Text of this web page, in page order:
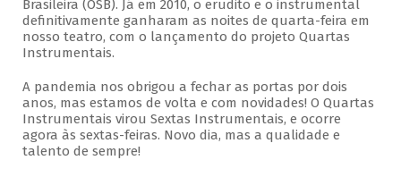
Brasileira (OSB). Já em 2010, o erudito e o instrumental
definitivamente ganharam as noites de quarta-feira em
nosso teatro, com o lançamento do projeto Quartas
Instrumentais.
A pandemia nos obrigou a fechar as portas por dois
anos, mas estamos de volta e com novidades! O Quartas
Instrumentais virou Sextas Instrumentais, e ocorre
agora às sextas-feiras. Novo dia, mas a qualidade e
talento de sempre!